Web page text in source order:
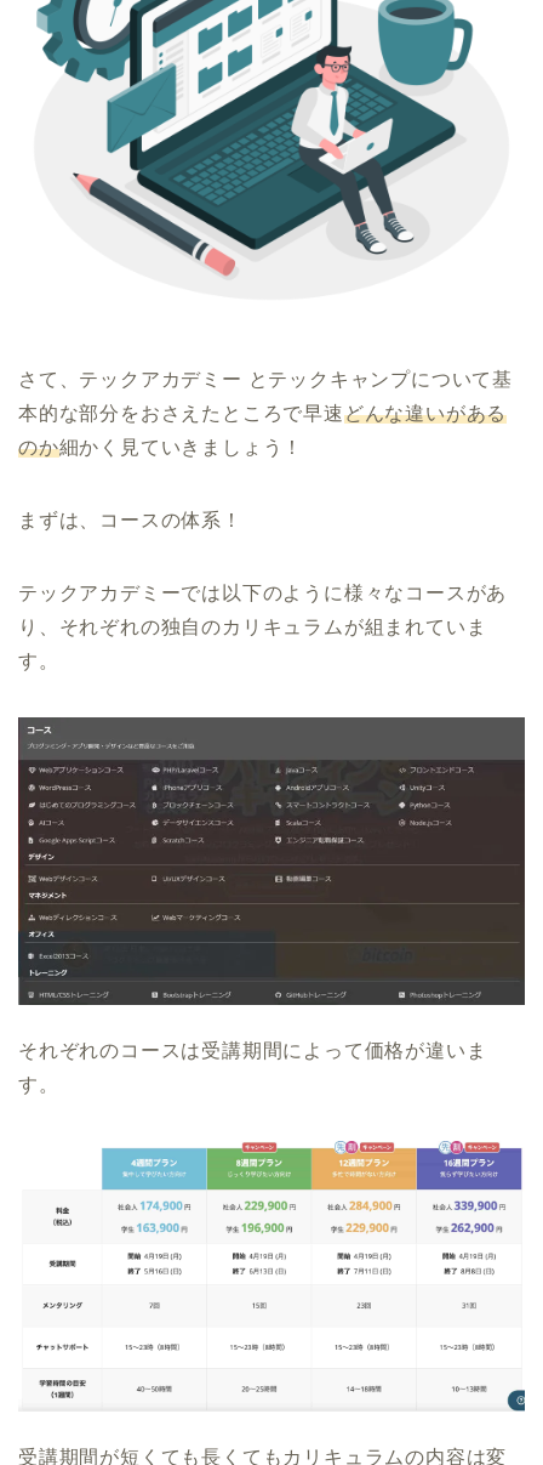
さて、テックアカデミー とテックキャンプについて基
本的な部分をおさえたところで早速どんな違いがある
のか細かく見ていきましょう！
まずは、コースの体系！
テックアカデミーでは以下のように様々なコースがあ
り、それぞれの独自のカリキュラムが組まれていま
す。
それぞれのコースは受講期間によって価格が違いま
す。
受講期間が短くても長くてもカリキュラムの内容は変